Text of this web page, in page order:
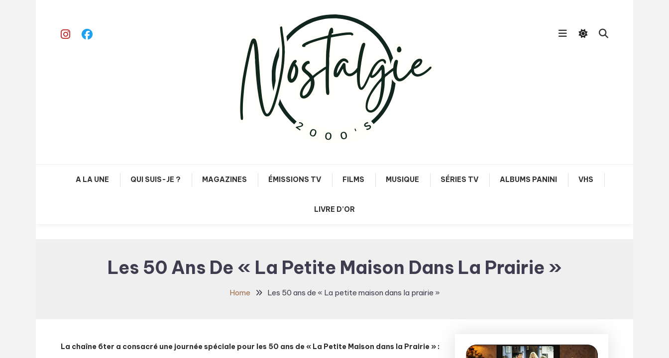
Content
Nostalgie 2000's
A LA UNE QUI SUIS-JE ? MAGAZINES ÉMISSIONS TV FILMS MUSIQUE SÉRIES TV ALBUMS PANINI VHS
LIVRE D’OR
Les 50 Ans De « La Petite Maison Dans La Prairie »
Home Les 50 ans de « La petite maison dans la prairie »
La chaîne 6ter a consacré une journée spéciale pour les 50 ans de « La Petite Maison dans la Prairie » :